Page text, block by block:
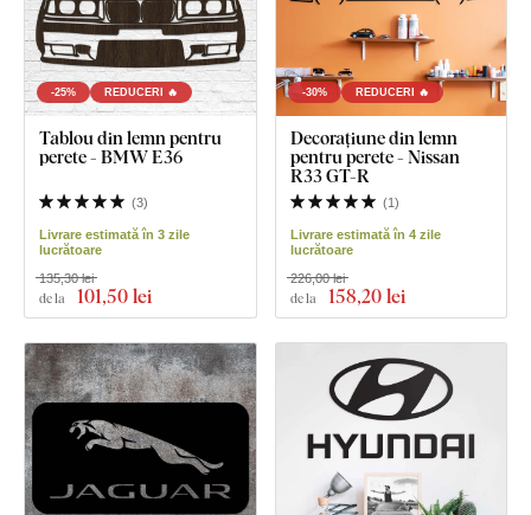
-25% REDUCERI 🔥
Tablou din lemn pentru
perete - BMW E36
(3)
Livrare estimată în 3 zile
lucrătoare
de la 101,50 lei
135,30 lei
-30% REDUCERI 🔥
Decorațiune din lemn
pentru perete - Nissan
R33 GT-R
(1)
Livrare estimată în 4 zile
lucrătoare
de la 158,20 lei
226,00 lei